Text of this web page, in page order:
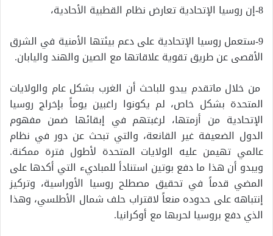
8-إن روسيا الإتحادية تعارض نظام القطبية الأحادية،
9-ستعمل روسيا الإتحادية على دعم بيئتها الأمنية في الشرق
الأقصى عن طريق تقوية علاقاتها مع الصين والهند واليابان.
من خلال ماتقدم يبدو للباحث أن الغرب بشكل عام والولايات
المتحدة بشكل خاص، لم يكونوا راغبين يوماً بإخراج روسيا
الإتحادية من أزمتها، لرغبتهم في إبقائها ضمن مفهوم
الدول الضعيفة غير القانعة، والتي تبحث عن دور في نظام
عالمي تهيمن عليه الولايات المتحدة لأطول فترة ممكنة.
ويبدو أن هذا ما دفع بوتين استنادأ للمباديء التي أكدها على
المضي قدماً في تحقيق مصطلح روسيا الأوراسية، وتركيز
إنتباهه على حدوده منعاً لاقتراب حلف شمال الأطلسي، وهذا
الذي دفع بروسيا لحربها مع أوكرانيا.